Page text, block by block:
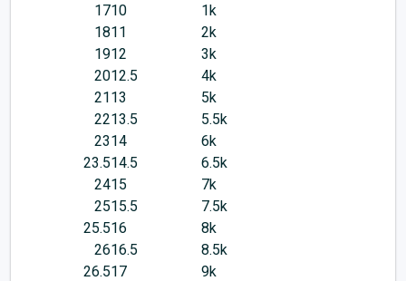
1710
1k
1811
2k
1912
3k
2012.5
4k
2113
5k
2213.5
5.5k
2314
6k
23.514.5
6.5k
2415
7k
2515.5
7.5k
25.516
8k
2616.5
8.5k
26.517
9k